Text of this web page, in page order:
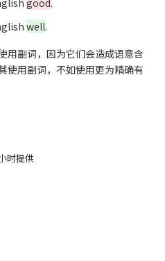
well.
用副词，因为它们会造成语意含
使用副词，不如使用更为精确有
时提供